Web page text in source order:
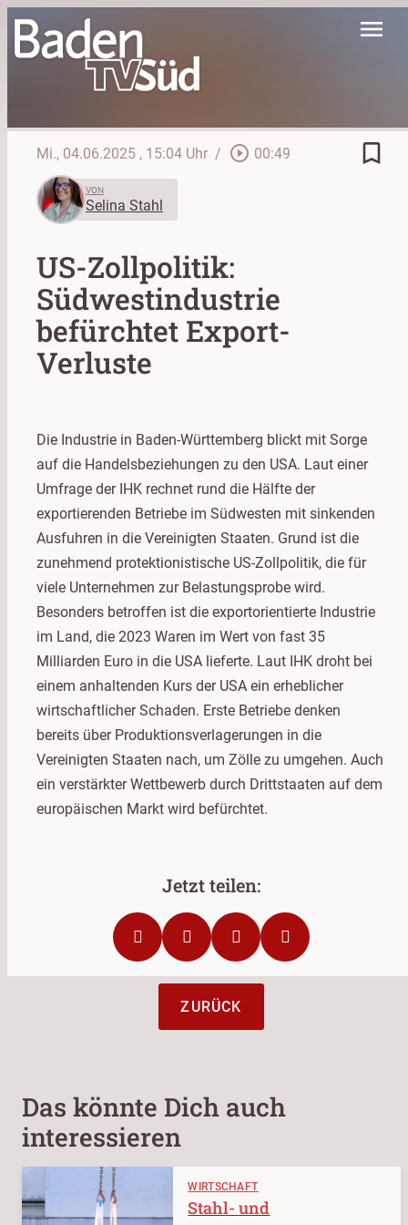
menu
Mi., 04.06.2025 , 15:04 Uhr / play_circle_outline 00:49 bookmark_border
VON
Selina Stahl
US-Zollpolitik:
Südwestindustrie
befürchtet Export-
Verluste
Die Industrie in Baden-Württemberg blickt mit Sorge
auf die Handelsbeziehungen zu den USA. Laut einer
Umfrage der IHK rechnet rund die Hälfte der
exportierenden Betriebe im Südwesten mit sinkenden
Ausfuhren in die Vereinigten Staaten. Grund ist die
zunehmend protektionistische US-Zollpolitik, die für
viele Unternehmen zur Belastungsprobe wird.
Besonders betroffen ist die exportorientierte Industrie
im Land, die 2023 Waren im Wert von fast 35
Milliarden Euro in die USA lieferte. Laut IHK droht bei
einem anhaltenden Kurs der USA ein erheblicher
wirtschaftlicher Schaden. Erste Betriebe denken
bereits über Produktionsverlagerungen in die
Vereinigten Staaten nach, um Zölle zu umgehen. Auch
ein verstärkter Wettbewerb durch Drittstaaten auf dem
europäischen Markt wird befürchtet.
ZURÜCK
Das könnte Dich auch
interessieren
WIRTSCHAFT
Stahl- und